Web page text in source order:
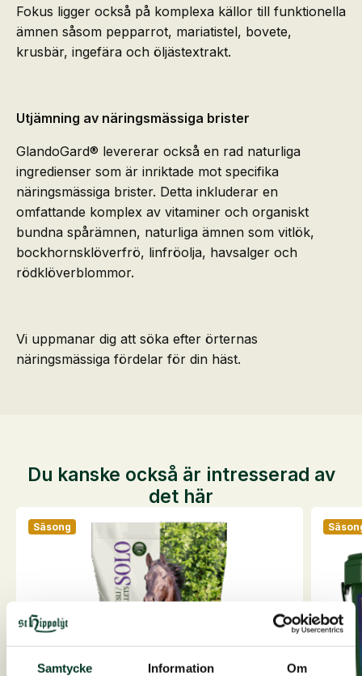
Samtycke Information Om
Fokus ligger också på komplexa källor till funktionella
ämnen såsom pepparrot, mariatistel, bovete,
krusbär, ingefära och öljästextrakt.
Utjämning av näringsmässiga brister
GlandoGard® levererar också en rad naturliga
ingredienser som är inriktade mot specifika
näringsmässiga brister. Detta inkluderar en
omfattande komplex av vitaminer och organiskt
bundna spårämnen, naturliga ämnen som vitlök,
bockhornsklöverfrö, linfröolja, havsalger och
rödklöverblommor.
Vi uppmanar dig att söka efter örternas
näringsmässiga fördelar för din häst.
Du kanske också är intresserad av
det här
Säsong